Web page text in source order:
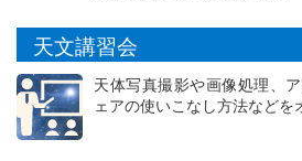
天文講習会
天体写真撮影や画像処理、
ェアの使いこなし方法などを